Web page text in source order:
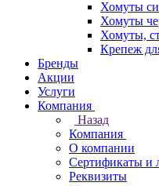
Хомуты
Хомуты
Хомуты,
Крепеж
Бренды
Акции
Услуги
Компания
Назад
Компания
О компании
Сертификаты и
Реквизиты